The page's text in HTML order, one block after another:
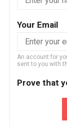
Your Email
An account for
sent to you with
Prove that